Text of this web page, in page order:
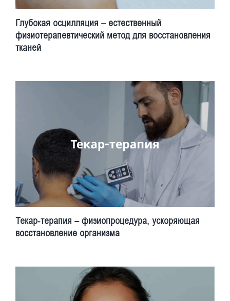
Глубокая осцилляция – естественный
физиотерапевтический метод для восстановления
тканей
Текар-терапия – физиопроцедура, ускоряющая
восстановление организма